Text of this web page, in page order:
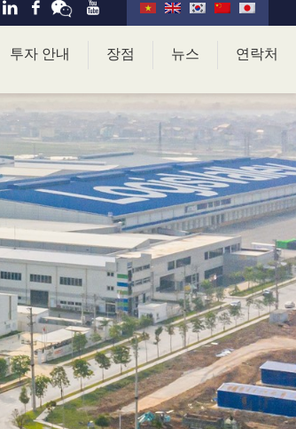
투자 안내 장점 뉴스 연락처